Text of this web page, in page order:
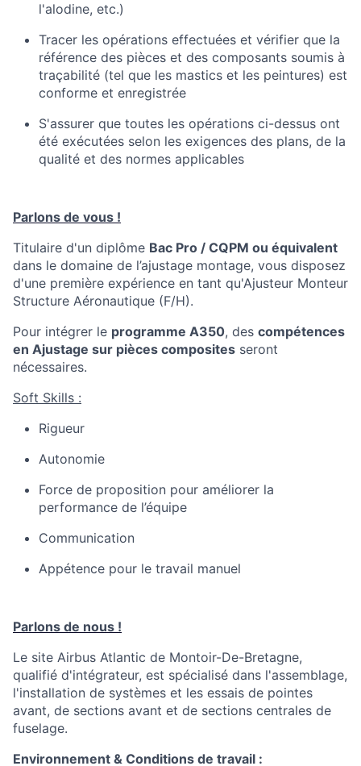
l'alodine, etc.)
Tracer les opérations effectuées et vérifier que la
référence des pièces et des composants soumis à
traçabilité (tel que les mastics et les peintures) est
conforme et enregistrée
S'assurer que toutes les opérations ci-dessus ont
été exécutées selon les exigences des plans, de la
qualité et des normes applicables
Parlons de vous !
Titulaire d'un diplôme Bac Pro / CQPM ou équivalent
dans le domaine de l’ajustage montage, vous disposez
d'une première expérience en tant qu'Ajusteur Monteur
Structure Aéronautique (F/H).
Pour intégrer le programme A350, des compétences
en Ajustage sur pièces composites seront
nécessaires.
Soft Skills :
Rigueur
Autonomie
Force de proposition pour améliorer la
performance de l’équipe
Communication
Appétence pour le travail manuel
Parlons de nous !
Le site Airbus Atlantic de Montoir-De-Bretagne,
qualifié d'intégrateur, est spécialisé dans l'assemblage,
l'installation de systèmes et les essais de pointes
avant, de sections avant et de sections centrales de
fuselage.
Environnement & Conditions de travail :